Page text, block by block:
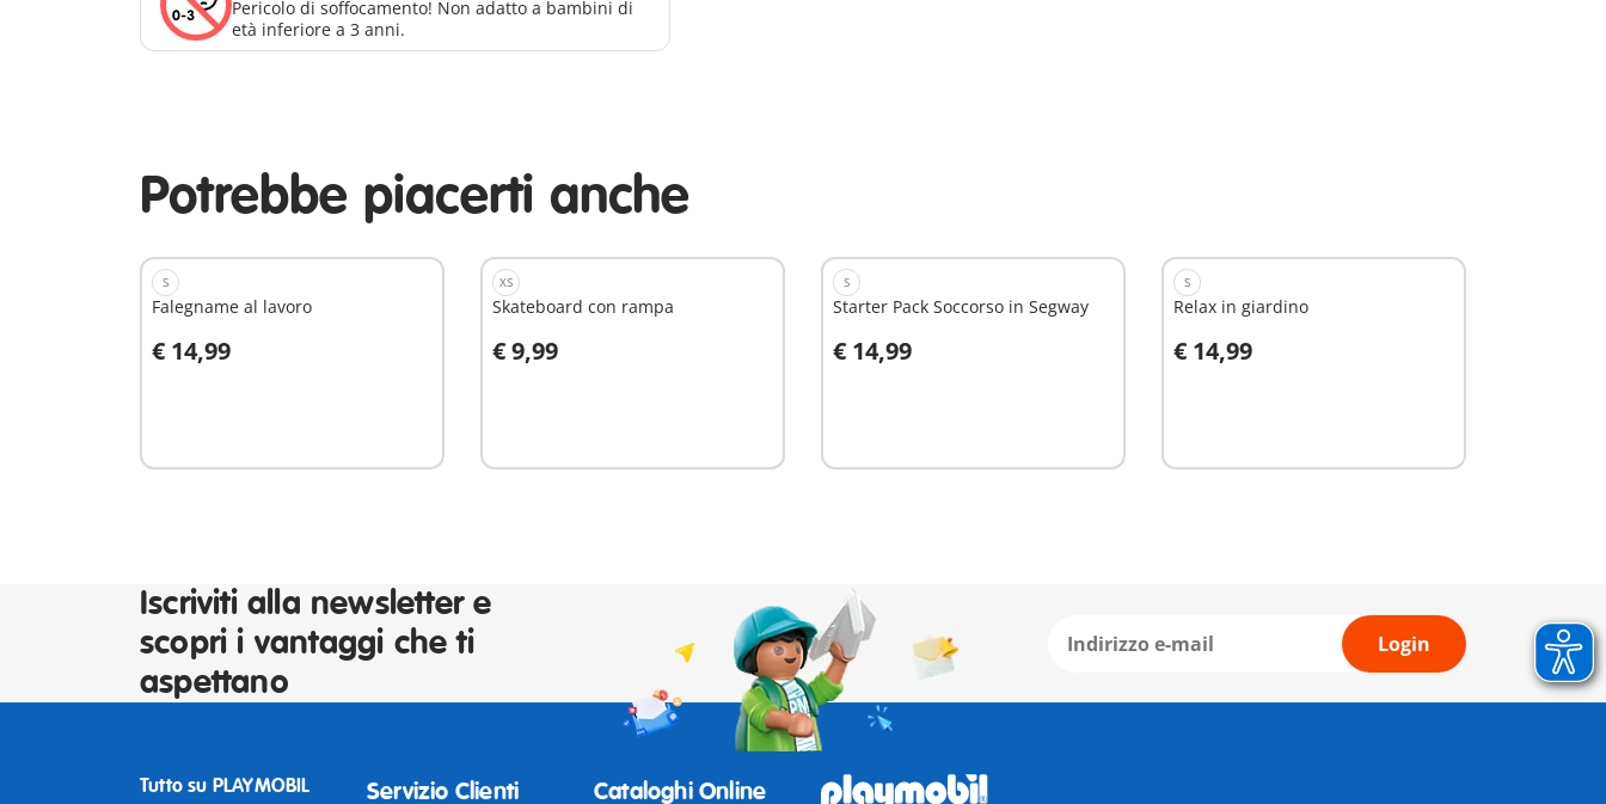
Pericolo di soffocamento! Non adatto a bambini di
età inferiore a 3 anni.
Potrebbe piacerti anche
S
Falegname al lavoro
€ 14,99
Aggiungi al carrello
XS
Skateboard con rampa
€ 9,99
Aggiungi al carrello
S
Starter Pack Soccorso in Segway
€ 14,99
Aggiungi al carrello
S
Relax in giardino
€ 14,99
Aggiungi al carrello
Iscriviti alla newsletter e
scopri i vantaggi che ti
aspettano
Login
Tutto su PLAYMOBIL Servizio Clienti Cataloghi Online